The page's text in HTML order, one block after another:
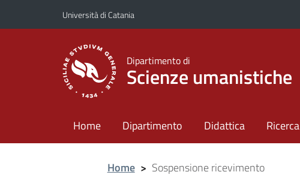
Vai al contenuto principale
Vai al menu di navigazione
Università di Catania
Dipartimento di
Scienze umanistiche
Home Dipartimento Didattica Ricerca
Home > Sospensione ricevimento